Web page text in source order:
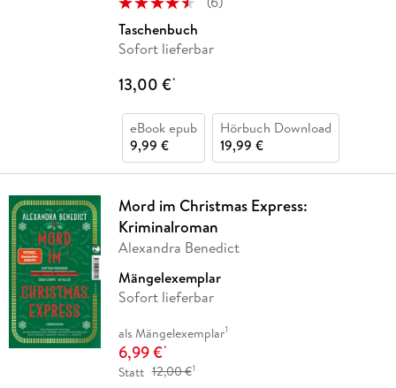
Taschenbuch
Sofort lieferbar
13,00 €*
eBook epub
9,99 €
Hörbuch Download
19,99 €
Mord im Christmas Express:
Kriminalroman
Alexandra Benedict
Mängelexemplar
Sofort lieferbar
als Mängelexemplar1
6,99 €*
Statt 12,00 €1